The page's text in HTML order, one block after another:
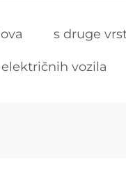
s druge
vozila